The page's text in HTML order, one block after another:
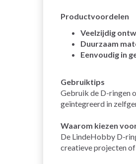
Productvoordelen
Veelzijdig
Duurzaam
Eenvoudig in
Gebruiktips
Gebruik de D-ringen
geïntegreerd in
Waarom kiezen
De LindeHobby D-
creatieve projecten